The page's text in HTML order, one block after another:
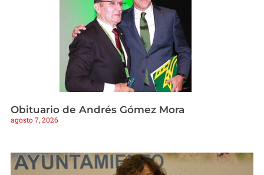
Obituario de Andrés Gómez Mora
agosto 7, 2026